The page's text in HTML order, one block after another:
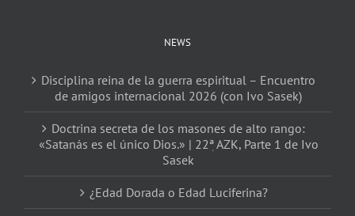
NEWS
Disciplina reina de la guerra espiritual – Encuentro
de amigos internacional 2026 (con Ivo Sasek)
Doctrina secreta de los masones de alto rango:
«Satanás es el único Dios.» | 22ٖª AZK, Parte 1 de Ivo
Sasek
¿Edad Dorada o Edad Luciferina?